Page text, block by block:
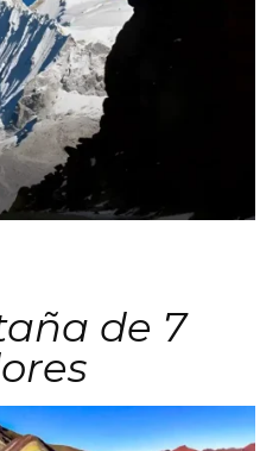
de 7